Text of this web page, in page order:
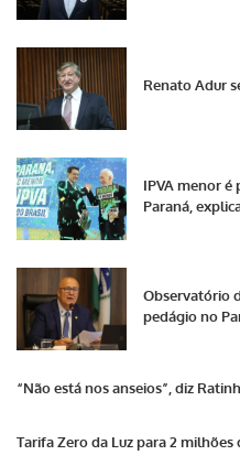
Renato Adur
IPVA menor é
Paraná,
Observatório
pedágio no
“Não está nos anseios”, diz
Tarifa Zero da Luz para 2 milhões